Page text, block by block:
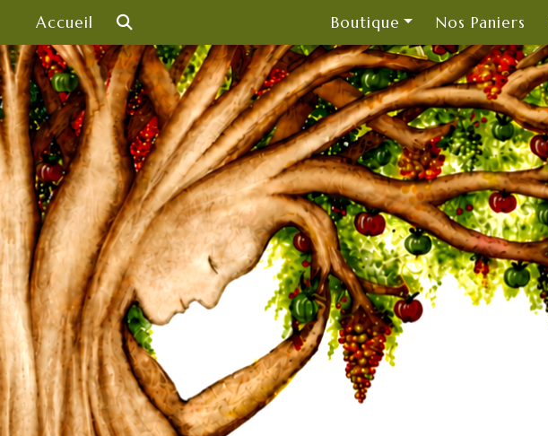
content
Accueil Boutique Nos Paniers